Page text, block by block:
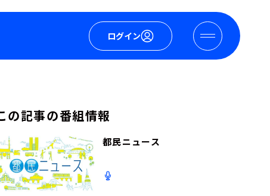
ログイン
の記事の番組情報
都民ニュース